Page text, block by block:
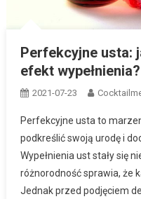
Perfekcyjne usta:
efekt wypełnienia?
2021-07-23
Perfekcyjne usta to
podkreślić swoją urodę i
Wypełnienia ust stały się
różnorodność sprawia, że
Jednak przed podjęciem